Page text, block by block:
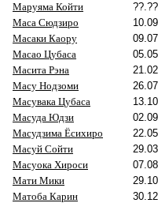
Маруяма Койти
Маса Сюдзиро
Масаки Каору
Масао Цубаса
Масита Рэна
Масу Нодзоми
Масувака Цубаса
Масуда Юдзи
Масудзима Ёсихиро
Масуй Сойти
Масуока Хироси
Мати Мики
Матоба Карин